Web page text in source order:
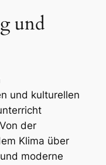
und
und kulturellen
der
Klima über
moderne